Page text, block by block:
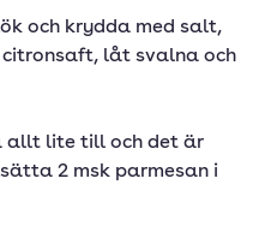
och krydda med salt,
citronsaft, låt svalna och
allt lite till och det är
2 msk parmesan i